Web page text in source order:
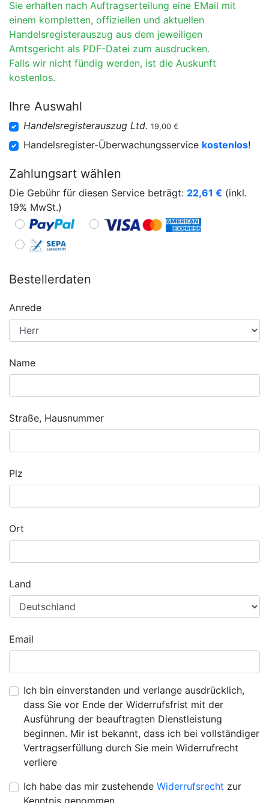
Sie erhalten nach Auftragserteilung eine EMail mit
einem kompletten, offiziellen und aktuellen
Handelsregisterauszug aus dem jeweiligen
Amtsgericht als PDF-Datei zum ausdrucken.
Falls wir nicht fündig werden, ist die Auskunft
kostenlos.
Ihre Auswahl
Handelsregisterauszug Ltd. 19,00 €
Handelsregister-Überwachungsservice kostenlos!
Zahlungsart wählen
Die Gebühr für diesen Service beträgt: 22,61 € (inkl.
19% MwSt.)
Bestellerdaten
Anrede
Name
Straße, Hausnummer
Plz
Ort
Land
Email
Ich bin einverstanden und verlange ausdrücklich,
dass Sie vor Ende der Widerrufsfrist mit der
Ausführung der beauftragten Dienstleistung
beginnen. Mir ist bekannt, dass ich bei vollständiger
Vertragserfüllung durch Sie mein Widerrufrecht
verliere
Ich habe das mir zustehende Widerrufsrecht zur
Kenntnis genommen